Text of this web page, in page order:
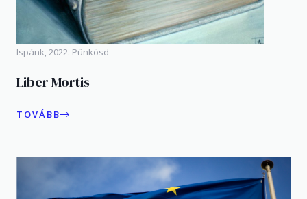
Ispánk, 2022. Pünkösd
Liber Mortis
TOVÁBB